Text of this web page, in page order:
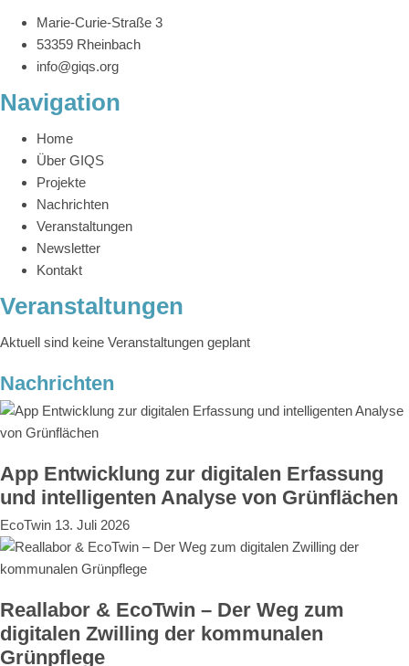
Marie-Curie-Straße 3
53359 Rheinbach
info@giqs.org
Navigation
Home
Über GIQS
Projekte
Nachrichten
Veranstaltungen
Newsletter
Kontakt
Veranstaltungen
Aktuell sind keine Veranstaltungen geplant
Nachrichten
App Entwicklung zur digitalen Erfassung
und intelligenten Analyse von Grünflächen
EcoTwin 13. Juli 2026
Reallabor & EcoTwin – Der Weg zum
digitalen Zwilling der kommunalen
Grünpflege